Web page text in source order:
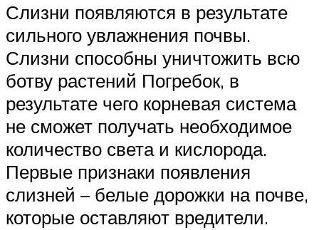
Слизни появляются в результате
сильного увлажнения почвы.
Слизни способны уничтожить всю
ботву растений Погребок, в
результате чего корневая система
не сможет получать необходимое
количество света и кислорода.
Первые признаки появления
слизней – белые дорожки на почве,
которые оставляют вредители.